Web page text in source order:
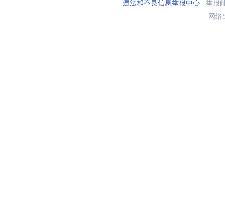
违法和不良信息举报中心举报
网